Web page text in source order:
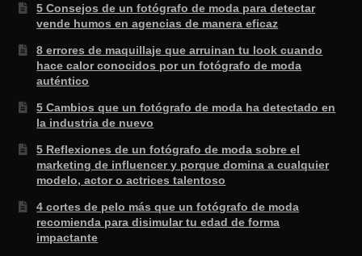
5 Consejos de un fotógrafo de moda para detectar
vende humos en agencias de manera eficaz
8 errores de maquillaje que arruinan tu look cuando
hace calor conocidos por un fotógrafo de moda
auténtico
5 Cambios que un fotógrafo de moda ha detectado en
la industria de nuevo
5 Reflexiones de un fotógrafo de moda sobre el
marketing de influencer y porque domina a cualquier
modelo, actor o actrices talentoso
4 cortes de pelo más que un fotógrafo de moda
recomienda para disimular tu edad de forma
impactante